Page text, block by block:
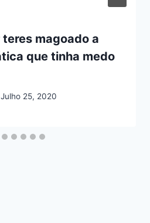
magoado a
que tinha medo
Julho 25, 2020